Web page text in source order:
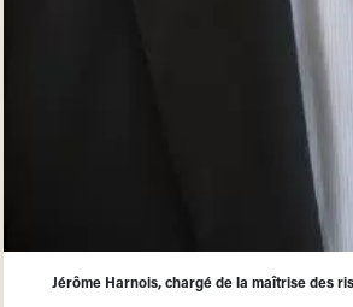
Jérôme Harnois, chargé de la maîtrise des